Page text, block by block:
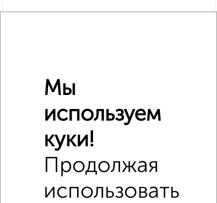
Похожие предложения рядом
Петербургская 124
Мы
используем
куки!
Продолжая
использовать